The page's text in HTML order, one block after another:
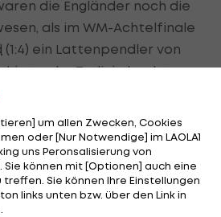
die Engländer noch die
als im WM-Achtelfinale
(1:4) ein Lattenpendler von
hinter der Torlinie landete,
nicht anerkannt wurde.
der WM 2010 in
auch Blatter aufgeschlossen
Technologien.
ob der hohen Kosten aber
um allen Zwecken, Cookies
oder [Nur Notwendige] im LAOLA1
uns Peronsalisierung von
können mit [Optionen] auch eine
Sie können Ihre Einstellungen
links unten bzw. über den Link in